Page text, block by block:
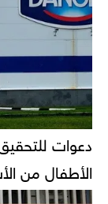
دعوات
الأطفال من